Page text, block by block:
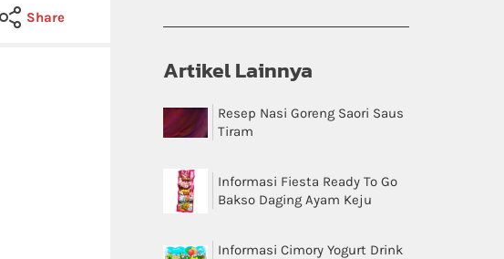
Share
Artikel Lainnya
Resep Nasi Goreng Saori Saus
Tiram
Informasi Fiesta Ready To Go
Bakso Daging Ayam Keju
Informasi Cimory Yogurt Drink